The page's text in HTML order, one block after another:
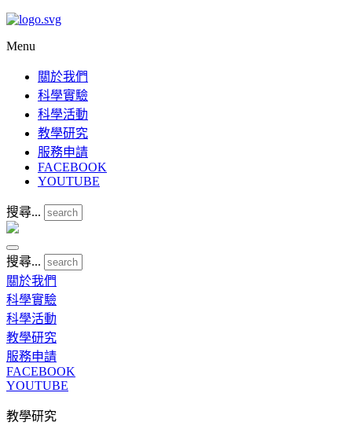
Menu
關於我們
科學實驗
科學活動
教學研究
服務申請
FACEBOOK
YOUTUBE
搜尋...
搜尋...
關於我們
科學實驗
科學活動
教學研究
服務申請
FACEBOOK
YOUTUBE
教學研究